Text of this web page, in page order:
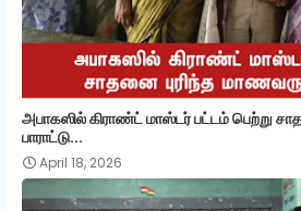
அபாகஸில் கிராண்ட் மாஸ்டர் பட்டம் பெற்று
பாராட்டு...
April 18, 2026